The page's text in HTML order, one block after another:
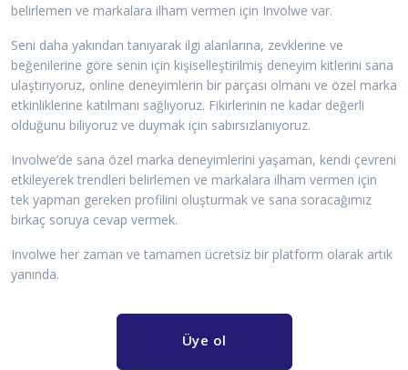
belirlemen ve markalara ilham vermen için Involwe var.
Seni daha yakından tanıyarak ilgi alanlarına, zevklerine ve
beğenilerine göre senin için kişiselleştirilmiş deneyim kitlerini sana
ulaştırıyoruz, online deneyimlerin bir parçası olmanı ve özel marka
etkinliklerine katılmanı sağlıyoruz. Fikirlerinin ne kadar değerli
olduğunu biliyoruz ve duymak için sabırsızlanıyoruz.
Involwe’de sana özel marka deneyimlerini yaşaman, kendi çevreni
etkileyerek trendleri belirlemen ve markalara ilham vermen için
tek yapman gereken profilini oluşturmak ve sana soracağımız
birkaç soruya cevap vermek.
Involwe her zaman ve tamamen ücretsiz bir platform olarak artık
yanında.
Üye ol